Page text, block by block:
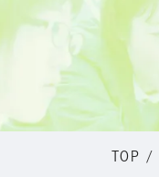
TOP /